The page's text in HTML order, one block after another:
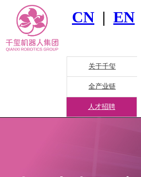
CN | EN
关于千玺
全产业链
人才招聘